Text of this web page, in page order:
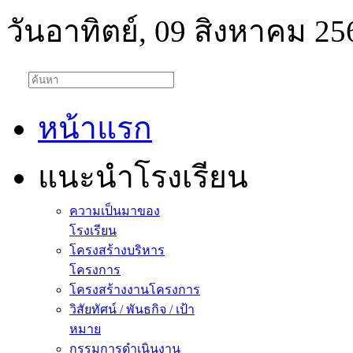
วันอาทิตย์, 09 สิงหาคม
หน้าแรก
แนะนำโรงเรียน
ความเป็นมาของ
โรงเรียน
โครงสร้างบริหาร
โครงการ
โครงสร้างงานโครงการ
วิสัยทัศน์ / พันธกิจ / เป้า
หมาย
กรรมการดำเนินงาน